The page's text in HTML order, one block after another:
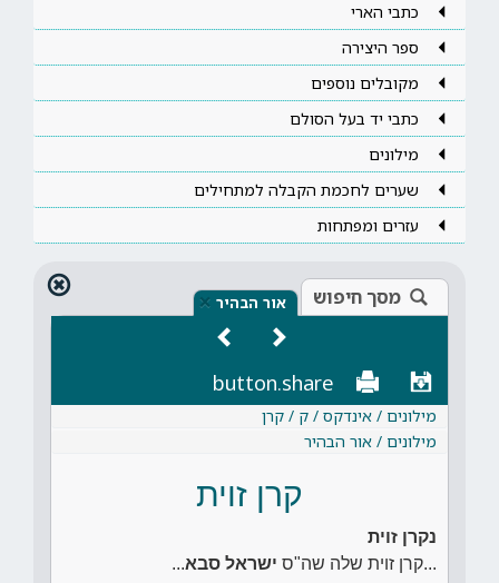
כתבי הארי
ספר היצירה
מקובלים נוספים
כתבי יד בעל הסולם
מילונים
שערים לחכמת הקבלה למתחילים
עזרים ומפתחות
מסך חיפוש אור הבהיר ×
button.share
מילונים / אינדקס / ק / קרן
מילונים / אור הבהיר
קרן זוית
נקרן זוית
...קרן זוית שלה שה"ס ישראל סבא...